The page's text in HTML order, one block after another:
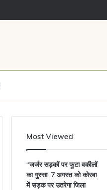
Most Viewed
“जर्जर सड़कों पर फूटा वकीलों
का गुस्सा: 7 अगस्त को कोरबा
में सड़क पर उतरेगा जिला